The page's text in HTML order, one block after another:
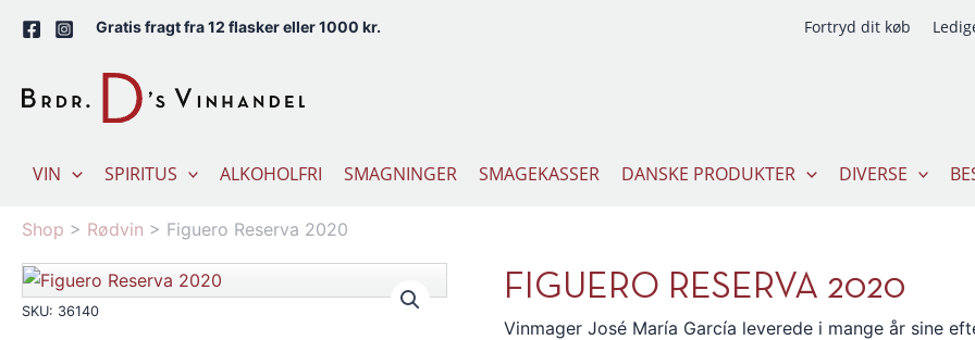
Gratis fragt fra 12 flasker eller 1000 kr. Fortryd dit køb
VIN SPIRITUS ALKOHOLFRI SMAGNINGER SMAGEKASSER DANSKE PRODUKTER DIVERSE
Shop > Rødvin > Figuero Reserva 2020
SKU: 36140
FIGUERO RESERVA 2020
Vinmager José María García leverede i mange år sine